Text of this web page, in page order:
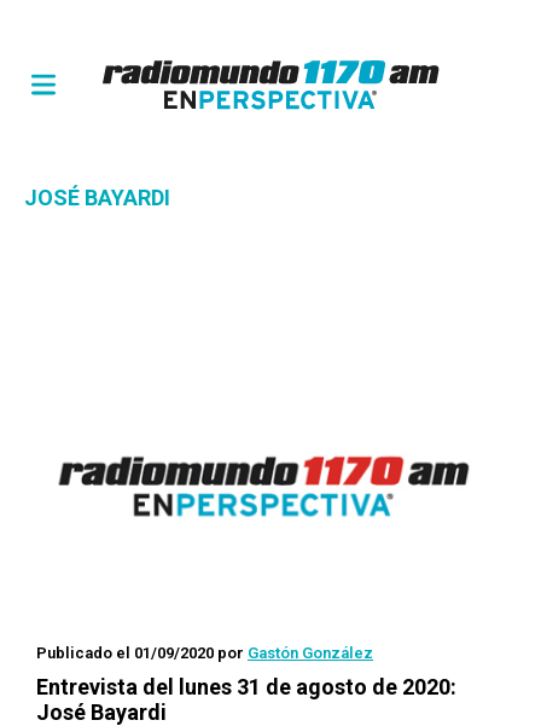
JOSÉ BAYARDI
Publicado el 01/09/2020 por Gastón González
Entrevista del lunes 31 de agosto de 2020:
José Bayardi